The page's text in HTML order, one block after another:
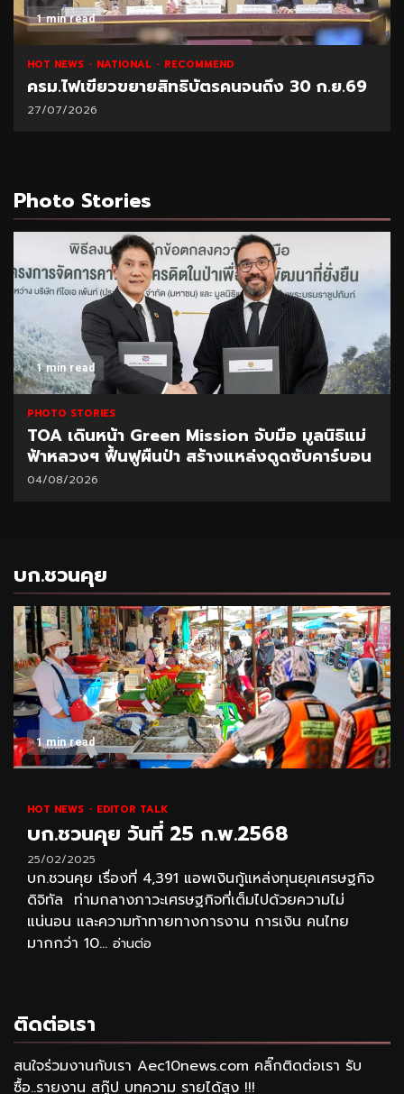
1 min read
HOT NEWS NATIONAL RECOMMEND
ครม.ไฟเขียวขยายสิทธิบัตรคนจนถึง 30 ก.ย.69
27/07/2026
Photo Stories
1 min read
PHOTO STORIES
TOA เดินหน้า Green Mission จับมือ มูลนิธิแม่
ฟ้าหลวงฯ ฟื้นฟูผืนป่า สร้างแหล่งดูดซับคาร์บอน
04/08/2026
บก.ชวนคุย
1 min read
HOT NEWS EDITOR TALK
บก.ชวนคุย วันที่ 25 ก.พ.2568
25/02/2025
บก.ชวนคุย เรื่องที่ 4,391 แอพเงินกู้แหล่งทุนยุคเศรษฐกิจ
ดิจิทัล ท่ามกลางภาวะเศรษฐกิจที่เต็มไปด้วยความไม่
แน่นอน และความท้าทายทางการงาน การเงิน คนไทย
มากกว่า 10... อ่านต่อ
ติดต่อเรา
สนใจร่วมงานกับเรา Aec10news.com คลิ๊กติดต่อเรา รับ
ซื้อ..รายงาน สกู๊ป บทความ รายได้สูง !!!